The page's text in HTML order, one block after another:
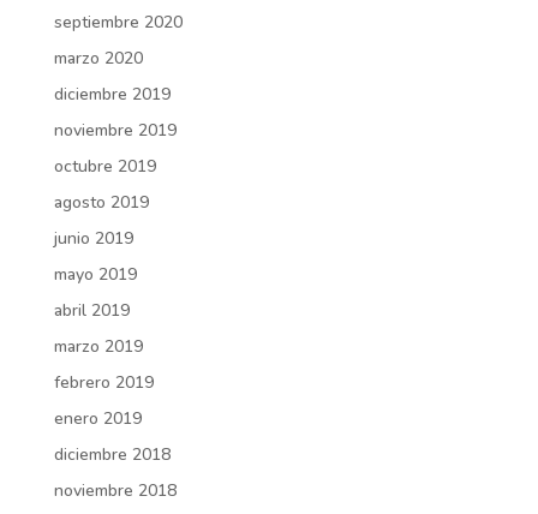
septiembre 2020
marzo 2020
diciembre 2019
noviembre 2019
octubre 2019
agosto 2019
junio 2019
mayo 2019
abril 2019
marzo 2019
febrero 2019
enero 2019
diciembre 2018
noviembre 2018